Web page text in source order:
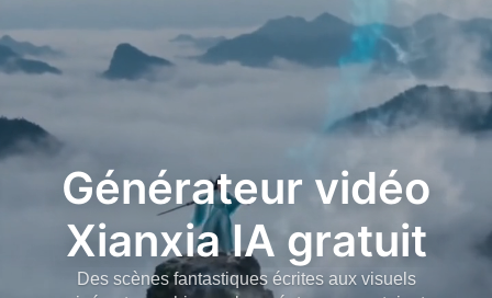
Générateur vidéo
Xianxia IA gratuit
Des scènes fantastiques écrites aux visuels